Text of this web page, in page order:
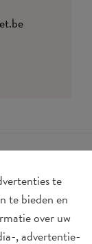
te
te bieden en
over uw
, advertentie-